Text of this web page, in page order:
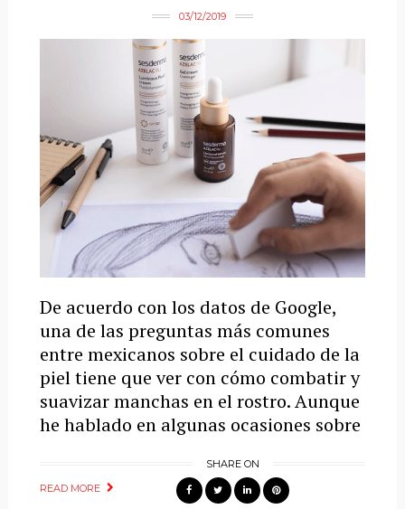
03/12/2019
De acuerdo con los datos de Google,
una de las preguntas más comunes
entre mexicanos sobre el cuidado de la
piel tiene que ver con cómo combatir y
suavizar manchas en el rostro. Aunque
he hablado en algunas ocasiones sobre
READ MORE
SHARE ON